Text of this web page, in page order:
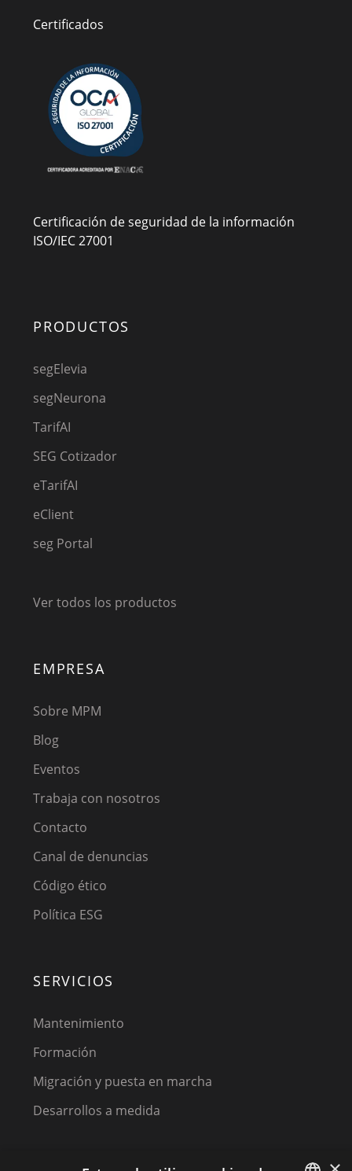
Certificados
Certificación de seguridad de la información
ISO/IEC 27001
PRODUCTOS
segElevia
segNeurona
TarifAI
SEG Cotizador
eTarifAI
eClient
seg Portal
Ver todos los productos
EMPRESA
Sobre MPM
Blog
Eventos
Trabaja con nosotros
Contacto
Canal de denuncias
Código ético
Política ESG
SERVICIOS
Mantenimiento
Formación
Migración y puesta en marcha
Desarrollos a medida